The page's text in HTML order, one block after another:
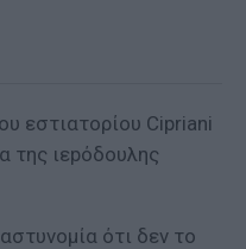
εστιατορίου Cipriani
της ιεpόδουλης
ότι δεν το